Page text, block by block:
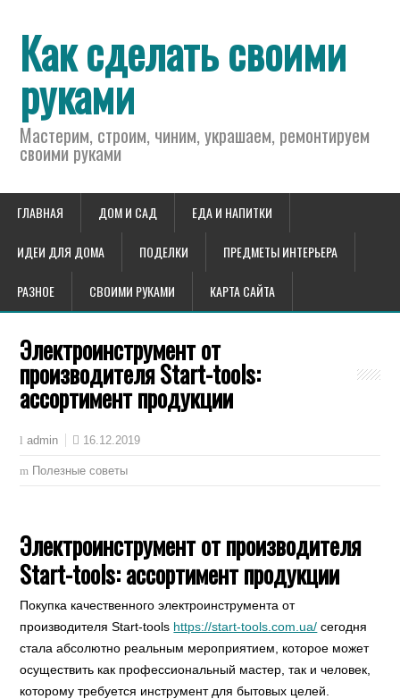
Как сделать своими
руками
Мастерим, строим, чиним, украшаем, ремонтируем
своими руками
ГЛАВНАЯ ДОМ И САД ЕДА И НАПИТКИ
ИДЕИ ДЛЯ ДОМА ПОДЕЛКИ ПРЕДМЕТЫ ИНТЕРЬЕРА
РАЗНОЕ СВОИМИ РУКАМИ КАРТА САЙТА
Электроинструмент от
производителя Start-tools:
ассортимент продукции
admin 16.12.2019
Полезные советы
Электроинструмент от производителя
Start-tools: ассортимент продукции
Покупка качественного электроинструмента от
производителя Start-tools https://start-tools.com.ua/ сегодня
стала абсолютно реальным мероприятием, которое может
осуществить как профессиональный мастер, так и человек,
которому требуется инструмент для бытовых целей.